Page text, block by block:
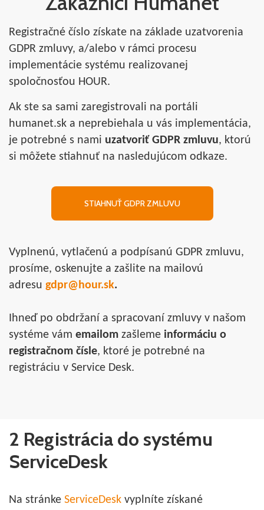
Registračné číslo získate na základe uzatvorenia
GDPR zmluvy, a/alebo v rámci procesu
implementácie systému realizovanej
spoločnosťou HOUR.
Ak ste sa sami zaregistrovali na portáli
humanet.sk a neprebiehala u vás implementácia,
je potrebné s nami uzatvoriť GDPR zmluvu, ktorú
si môžete stiahnuť na nasledujúcom odkaze.
STIAHNUŤ GDPR ZMLUVU
Vyplnenú, vytlačenú a podpísanú GDPR zmluvu,
prosíme, oskenujte a zašlite na mailovú
adresu gdpr@hour.sk.
Ihneď po obdržaní a spracovaní zmluvy v našom
systéme vám emailom zašleme informáciu o
registračnom čísle, ktoré je potrebné na
registráciu v Service Desk.
2 Registrácia do systému
ServiceDesk
Na stránke ServiceDesk vyplníte získané